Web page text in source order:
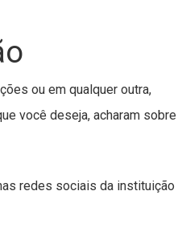
ou em qualquer outra,
você deseja, acharam sobre
redes sociais da instituição